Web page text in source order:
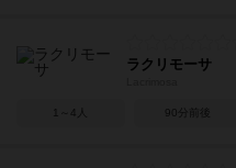
ラクリモーサ
1～4人 90分前後